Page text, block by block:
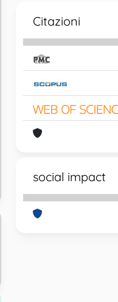
Citazioni
social impact